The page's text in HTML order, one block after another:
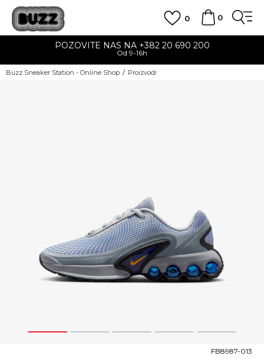
0
0
POZOVITE NAS NA +382 20 690 200
Od 9-16h
Buzz Sneaker Station - Online Shop Proizvodi
1 2 3 4 5
FB8987-013